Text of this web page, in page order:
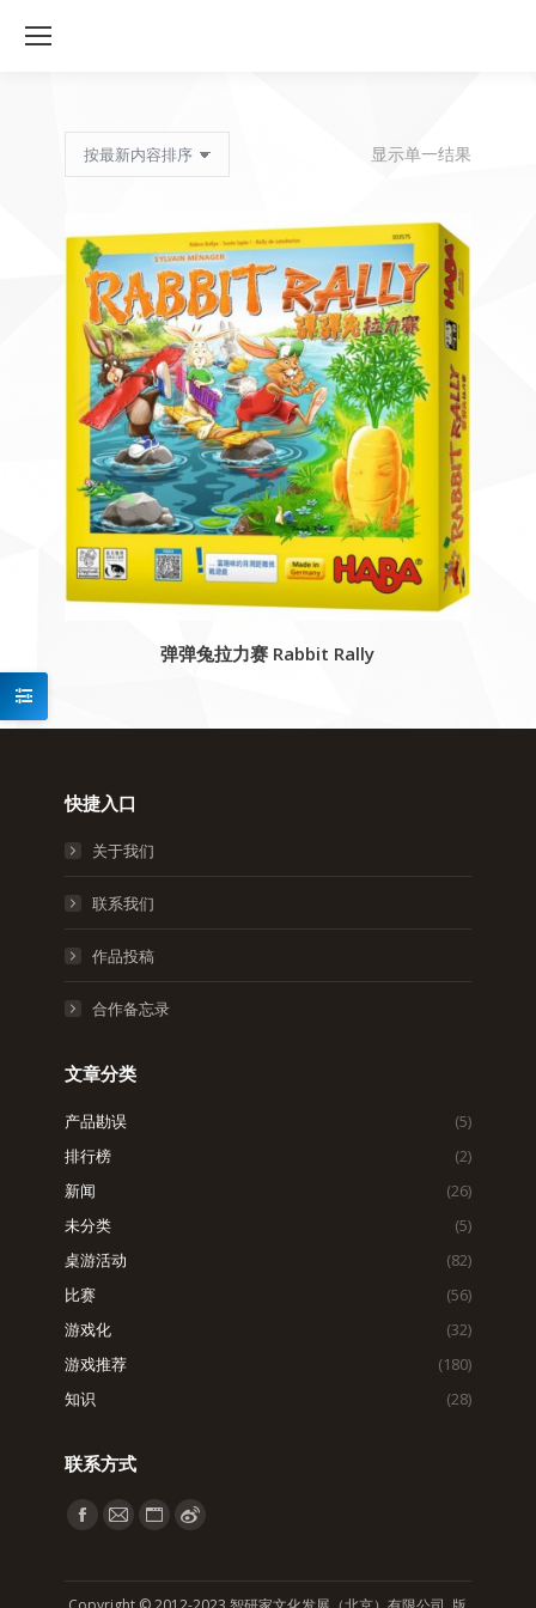
显示单一结果
弹弹兔拉力赛 Rabbit Rally
快捷入口
关于我们
联系我们
作品投稿
合作备忘录
文章分类
产品勘误
(5)
排行榜
(2)
新闻
(26)
未分类
(5)
桌游活动
(82)
比赛
(56)
游戏化
(32)
游戏推荐
(180)
知识
(28)
联系方式
找到我们：
Facebook
Mail WebsiteWeibo